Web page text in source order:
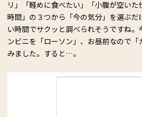
リ」「軽めに食べたい」「小腹が空いた
時間」の３つから「今の気分」を選ぶだ
い時間でサクッと調べられそうですね。
ンビニを「ローソン」、お昼前なので「
みました。すると…。